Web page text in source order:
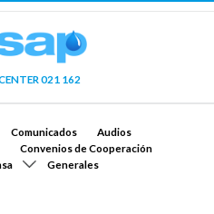
021 162
Comunicados
Audios
Convenios de Cooperación
Generales